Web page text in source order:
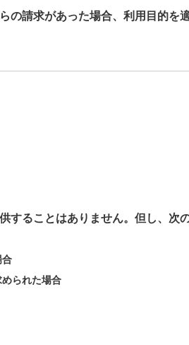
請求があった場合、利用目的を
ることはありません。但し、次
られた場合